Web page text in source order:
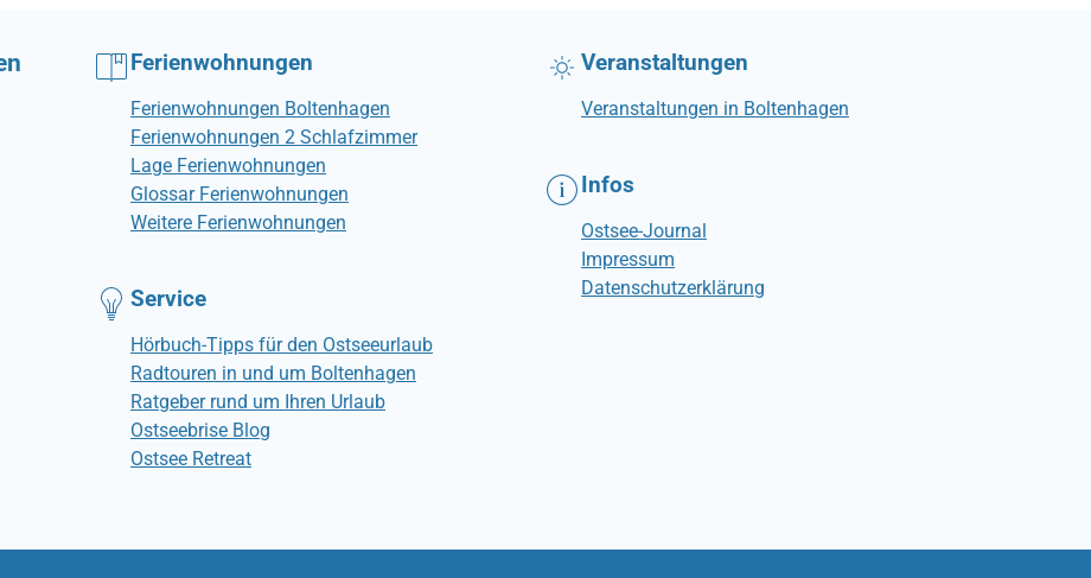
Ferienwohnungen
Ferienwohnungen Boltenhagen
Ferienwohnungen 2 Schlafzimmer
Lage Ferienwohnungen
Glossar Ferienwohnungen
Weitere Ferienwohnungen
Service
Hörbuch-Tipps für den Ostseeurlaub
Radtouren in und um Boltenhagen
Ratgeber rund um Ihren Urlaub
Ostseebrise Blog
Ostsee Retreat
Veranstaltungen
Veranstaltungen in Boltenhagen
Infos
Ostsee-Journal
Impressum
Datenschutzerklärung